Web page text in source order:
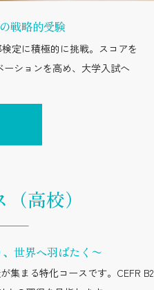
戦略的受験
定に積極的に挑戦。スコアを
ションを高め、大学入試へ
高校）
世界へ羽ばたく〜
集まる特化コースです。CEFR B2